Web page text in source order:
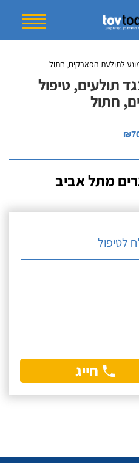
לתולעת הפארקים, חתול
תולעים, טיפול
חתול
מתל אביב
לטיפול
חייג